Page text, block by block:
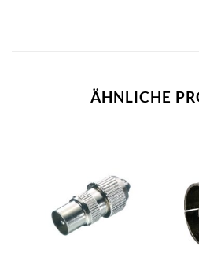
ÄHNLICHE